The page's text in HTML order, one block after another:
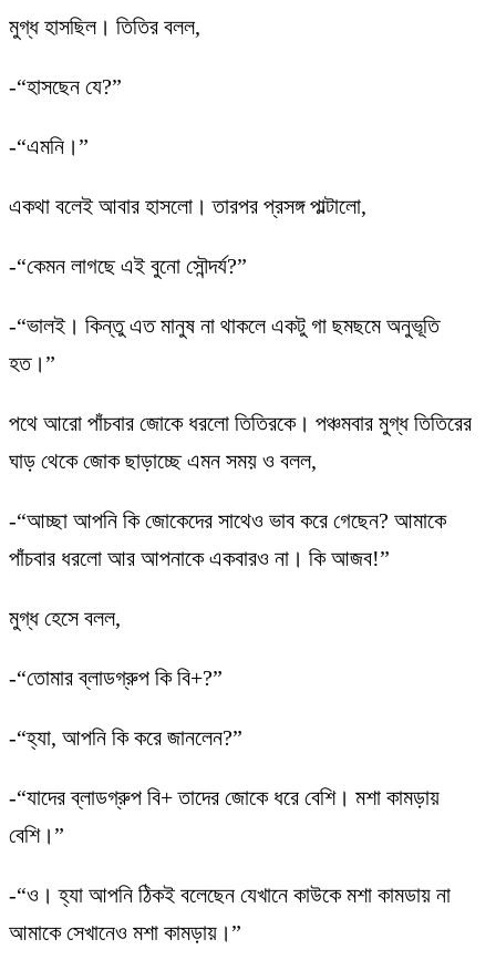
মুগ্ধ হাসছিল। তিতির বলল,
-“হাসছেন যে?”
-“এমনি।”
একথা বলেই আবার হাসলো। তারপর প্রসঙ্গ পাল্টালো,
-“কেমন লাগছে এই বুনো সৌন্দর্য?”
-“ভালই। কিন্তু এত মানুষ না থাকলে একটু গা ছমছমে অনুভূতি
হত।”
পথে আরো পাঁচবার জোকে ধরলো তিতিরকে। পঞ্চমবার মুগ্ধ তিতিরের
ঘাড় থেকে জোক ছাড়াচ্ছে এমন সময় ও বলল,
-“আচ্ছা আপনি কি জোকেদের সাথেও ভাব করে গেছেন? আমাকে
পাঁচবার ধরলো আর আপনাকে একবারও না। কি আজব!”
মুগ্ধ হেসে বলল,
-“তোমার ব্লাডগ্রুপ কি বি+?”
-“হ্যা, আপনি কি করে জানলেন?”
-“যাদের ব্লাডগ্রুপ বি+ তাদের জোকে ধরে বেশি। মশা কামড়ায়
বেশি।”
-“ও। হ্যা আপনি ঠিকই বলেছেন যেখানে কাউকে মশা কামডায় না
আমাকে সেখানেও মশা কামড়ায়।”